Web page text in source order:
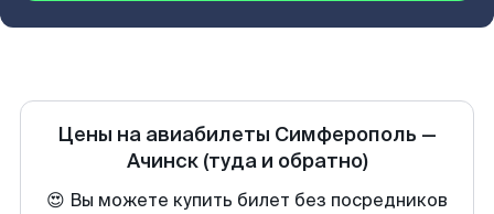
Цены на авиабилеты Симферополь —
Ачинск (туда и обратно)
😍 Вы можете купить билет без посредников